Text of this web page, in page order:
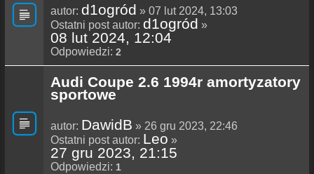
autor: d1ogród » 07 lut 2024, 13:03
Ostatni post autor: d1ogród »
08 lut 2024, 12:04
Odpowiedzi: 2
Audi Coupe 2.6 1994r amortyzatory
sportowe
autor: DawidB » 26 gru 2023, 22:46
Ostatni post autor: Leo »
27 gru 2023, 21:15
Odpowiedzi: 1